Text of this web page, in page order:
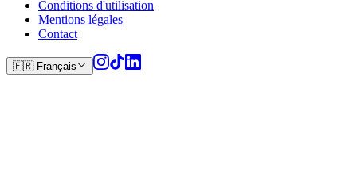
Conditions d'utilisation
Mentions légales
Contact
🇫🇷 Français